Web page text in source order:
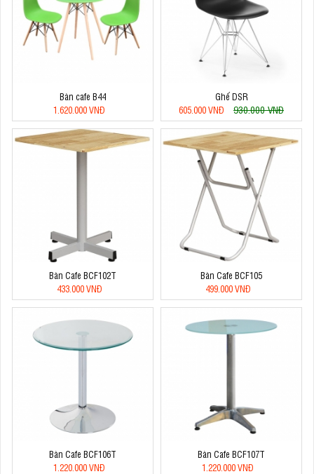
Bàn cafe B44
1.620.000 VNĐ
Ghế DSR
605.000 VNĐ
930.000 VNĐ
Bàn Cafe BCF102T
433.000 VNĐ
Bàn Cafe BCF105
499.000 VNĐ
Bàn Cafe BCF106T
1.220.000 VNĐ
Bàn Cafe BCF107T
1.220.000 VNĐ